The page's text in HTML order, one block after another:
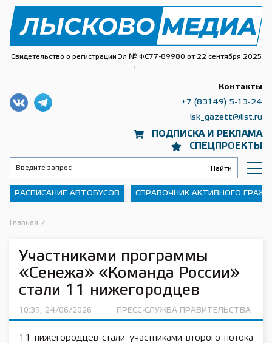
Свидетельство о регистрации Эл № ФС77-89980 от 22 сентября 2025
г.
ПОДПИСКА И РЕКЛАМА
СПЕЦПРОЕКТЫ
Контакты
+7 (83149) 5-13-24
lsk_gazett@list.ru
РАСПИСАНИЕ АВТОБУСОВ СПРАВОЧНИК АКТИВНОГО
Главная /
Участниками программы
«Сенежа» «Команда России»
стали 11 нижегородцев
10:39, 24/06/2026 ПРЕСС-СЛУЖБА ПРАВИТЕЛЬСТВА
11 нижегородцев стали участниками второго потока